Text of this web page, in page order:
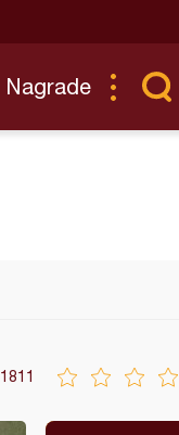
Nagrade
1811